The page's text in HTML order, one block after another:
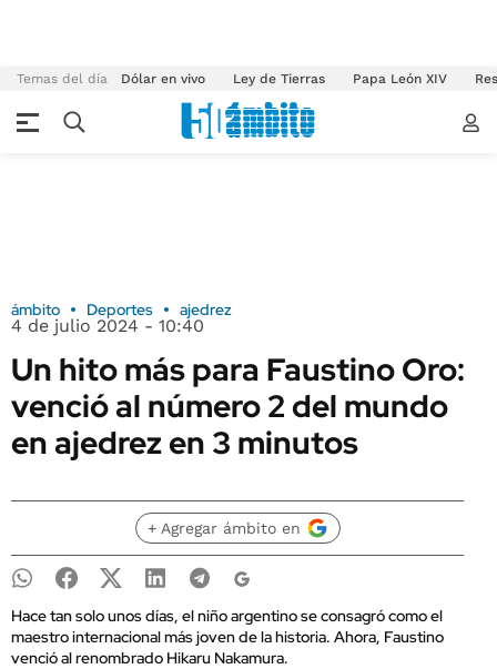
Temas del día Dólar en vivo Ley de Tierras Papa León XIV
ámbito Deportes ajedrez
4 de julio 2024 - 10:40
Un hito más para Faustino Oro:
venció al número 2 del mundo
en ajedrez en 3 minutos
+ Agregar ámbito en
Hace tan solo unos días, el niño argentino se consagró como el
maestro internacional más joven de la historia. Ahora, Faustino
venció al renombrado Hikaru Nakamura.